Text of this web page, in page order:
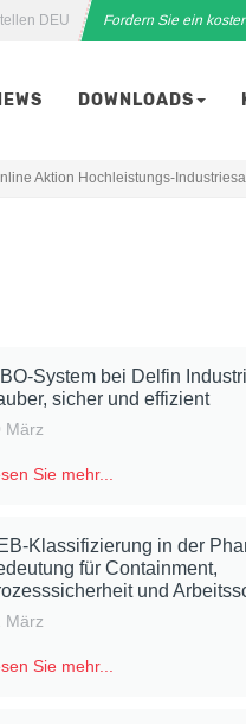
DEU Fordern Sie ein
DOWNLOADS
Aktion Hochleistungs-
System bei Delfin
sicher und effizient
März
Sie mehr...
Klassifizierung in der
für Containment,
und
März
Sie mehr...